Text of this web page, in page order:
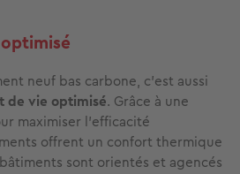
neuf bas carbone, c'est aussi
de vie optimisé. Grâce à une
maximiser l'efficacité
offrent un confort thermique
sont orientés et agencés